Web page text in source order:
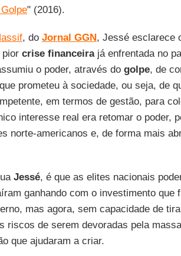
" (2016).
, do Jornal GGN, Jessé esclarece
pior crise financeirajá enfrentada no
o poder, através do golpe, de
prometeu à sociedade, ou seja, de
em termos de gestão, para
interesse real era retomar o poder,
norte-americanos e, de forma mais
Jessé, é que as elites nacionais
ganhando com o investimento que
mas agora, sem capacidade de
riscos de serem devoradas pela
que ajudaram a criar.